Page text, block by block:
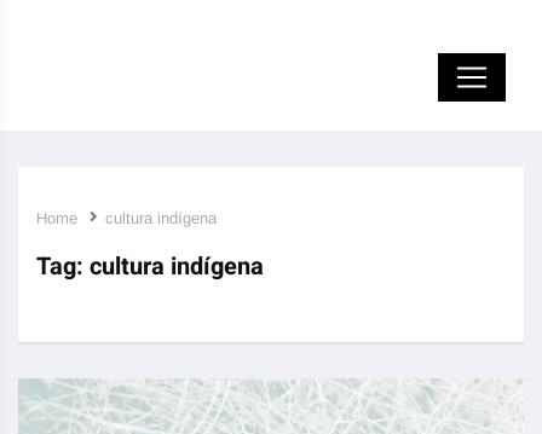
Home cultura indígena
Tag: cultura indígena